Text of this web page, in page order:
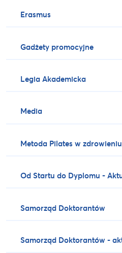
Erasmus
Gadżety promocyjne
Legia Akademicka
Media
Metoda Pilates w zdrowieniu
Od Startu do Dyplomu -
Samorząd Doktorantów
Samorząd Doktorantów -